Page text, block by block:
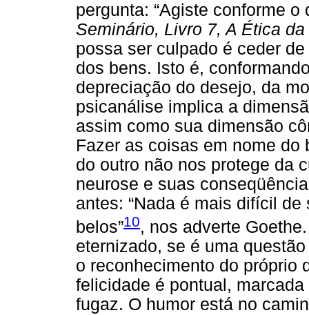
pergunta: “Agiste conforme o
Seminário, Livro 7, A Ética
possa ser culpado é ceder
dos bens. Isto é,
depreciação do desejo, da
psicanálise implica a
assim como sua dimensão
Fazer as coisas em nome
do outro não nos protege da
neurose e suas
antes: “Nada é mais difícil
belos”10, nos adverte
eternizado, se é uma
o reconhecimento do próprio
felicidade é pontual,
fugaz. O humor está no